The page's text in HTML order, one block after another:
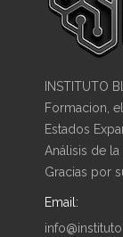
INSTITUTO
Formacion,
Estados
Análisis de
Gracias por
Email: